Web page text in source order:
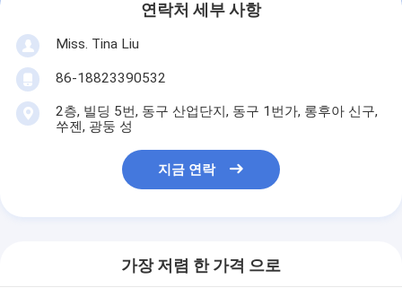
연락처 세부 사항
Miss. Tina Liu
86-18823390532
2층, 빌딩 5번, 동구 산업단지, 동구 1번가, 롱후아 신구,
쑤젠, 광둥 성
지금 연락
가장 저렴 한 가격 으로